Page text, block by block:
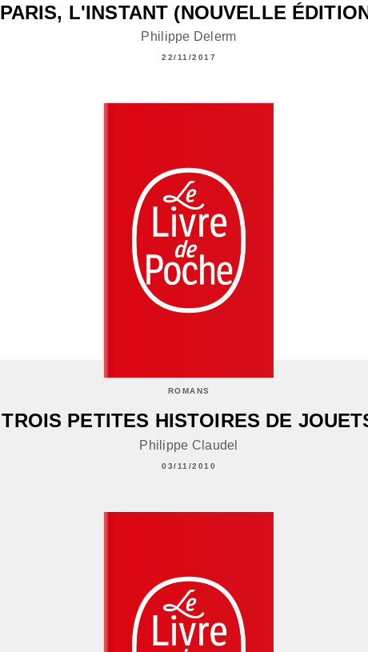
PARIS, L'INSTANT (NOUVELLE
Philippe Delerm
22/11/2017
ROMANS
TROIS PETITES HISTOIRES DE
Philippe Claudel
03/11/2010